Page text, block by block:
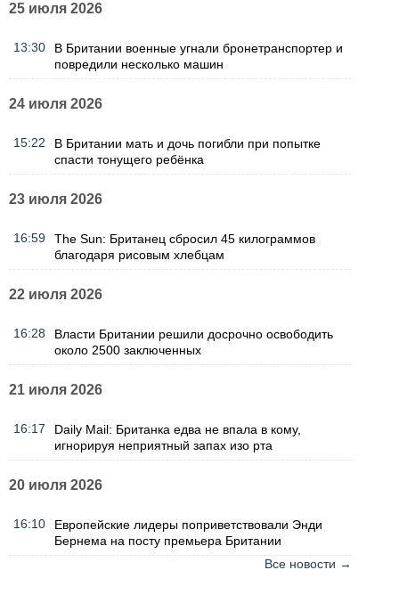
25 июля 2026
13:30
В Британии военные угнали бронетранспортер и
повредили несколько машин
24 июля 2026
15:22
В Британии мать и дочь погибли при попытке
спасти тонущего ребёнка
23 июля 2026
16:59
The Sun: Британец сбросил 45 килограммов
благодаря рисовым хлебцам
22 июля 2026
16:28
Власти Британии решили досрочно освободить
около 2500 заключенных
21 июля 2026
16:17
Daily Mail: Британка едва не впала в кому,
игнорируя неприятный запах изо рта
20 июля 2026
16:10
Европейские лидеры поприветствовали Энди
Бернема на посту премьера Британии
Все новости →